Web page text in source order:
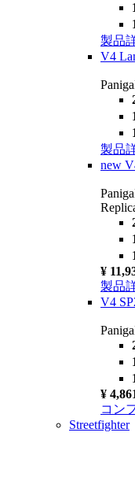
製品
V4
製品
new
¥
製品
V4
¥
コン
Streetfighter